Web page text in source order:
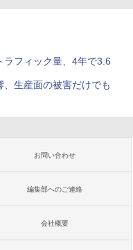
フィック量、4年で3.6
生産面の被害だけでも
お問い合わせ
編集部へのご連絡
会社概要